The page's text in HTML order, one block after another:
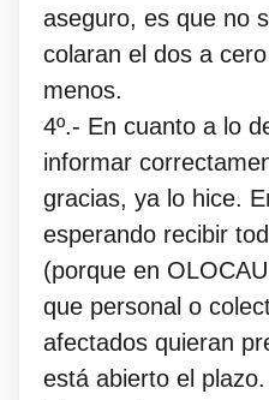
aseguro, es que no
colaran el dos a
menos.
4º.- En cuanto a lo
informar
gracias, ya lo hice.
esperando recibir
(porque en
que personal o
afectados quieran
está abierto el